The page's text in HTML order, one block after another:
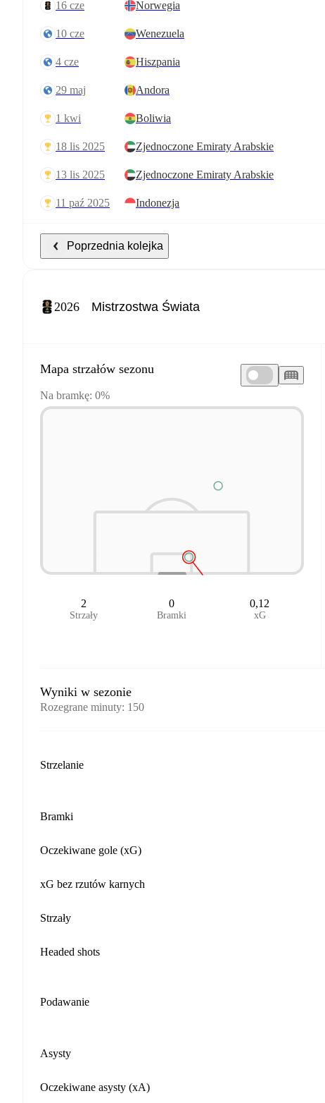
16 cze Norwegia
10 cze Wenezuela
4 cze Hiszpania
29 maj Andora
1 kwi Boliwia
18 lis 2025 Zjednoczone Emiraty Arabskie
13 lis 2025 Zjednoczone Emiraty Arabskie
11 paź 2025 Indonezja
Poprzednia kolejka
2026
Mapa strzałów sezonu
Na bramkę: 0%
2
Strzały
0
Bramki
0,12
xG
Wyniki w sezonie
Rozegrane minuty: 150
Strzelanie
Bramki
Oczekiwane gole (xG)
xG bez rzutów karnych
Strzały
Headed shots
Podawanie
Asysty
Oczekiwane asysty (xA)